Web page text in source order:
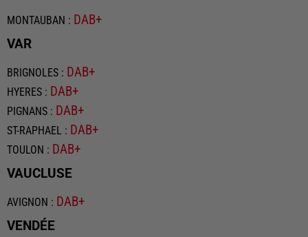
MONTAUBAN : DAB+
VAR
BRIGNOLES : DAB+
HYERES : DAB+
PIGNANS : DAB+
ST-RAPHAEL : DAB+
TOULON : DAB+
VAUCLUSE
AVIGNON : DAB+
VENDÉE